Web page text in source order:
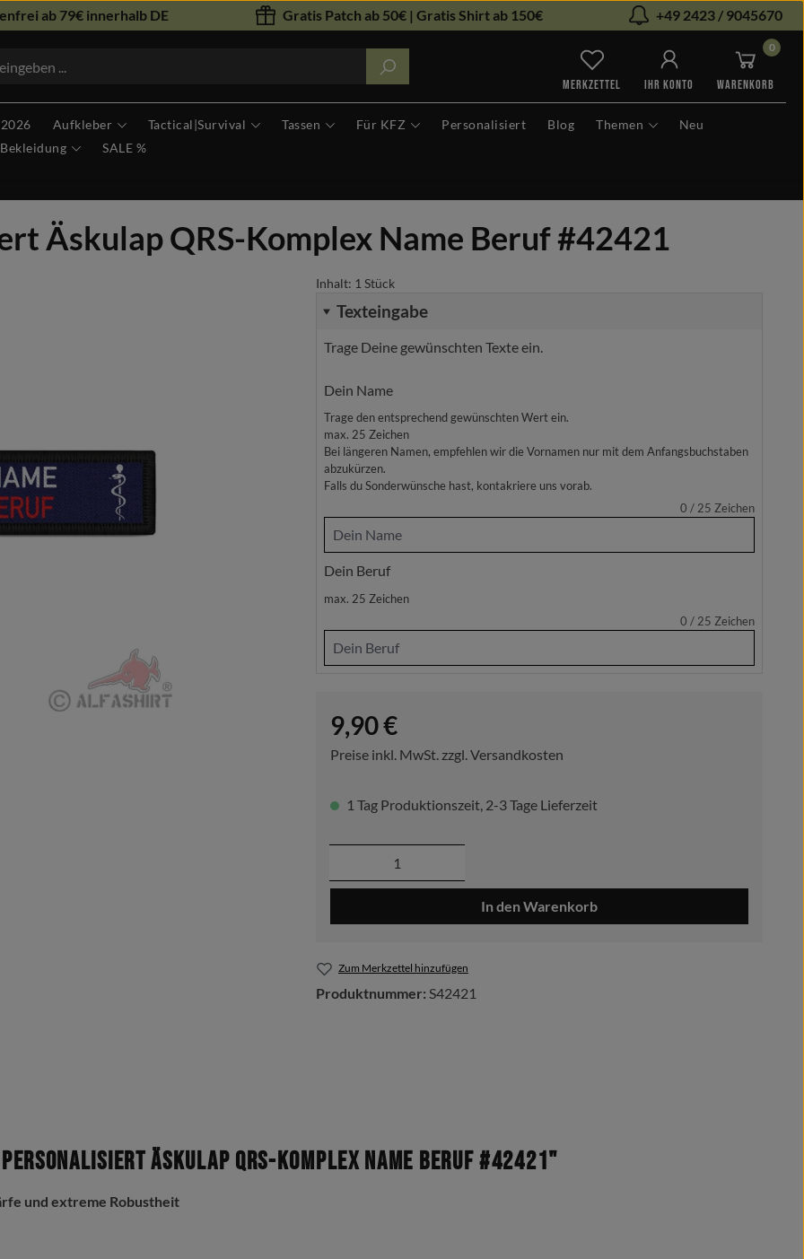
ab 79€ innerhalb DE Gratis Patch ab 50€ | Gratis Shirt ab 150€ +49 2423 / 9045670
Du hast 0 Produkte auf dem
MERKZETTEL IHR KONTO
0
WARENKORB
Aufkleber Tactical|Survival Tassen Für KFZ Personalisiert Blog Themen
Neu
Bekleidung SALE %
Äskulap QRS-Komplex Name Beruf #42421
Inhalt: 1 Stück
Texteingabe
Trage Deine gewünschten Texte ein.
Dein Name
Trage den entsprechend gewünschten Wert ein.
max. 25 Zeichen
Bei längeren Namen, empfehlen wir die Vornamen nur mit dem Anfangsbuchstaben
abzukürzen.
Falls du Sonderwünsche hast, kontakriere uns vorab.
0 / 25 Zeichen
Dein Beruf
max. 25 Zeichen
0 / 25 Zeichen
Regulärer Preis:
9,90 €
Preise inkl. MwSt. zzgl. Versandkosten
1 Tag Produktionszeit, 2-3 Tage Lieferzeit
Produkt Anzahl: Gib den gewünschten Wert ein
In den Warenkorb
Zum Merkzettel hinzufügen
Produktnummer: S42421
Äskulap QRS-Komplex Name Beruf #42421"
und extreme Robustheit